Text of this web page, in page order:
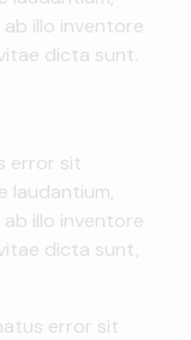
illo inventore
dicta sunt.
error sit
laudantium,
illo inventore
dicta sunt,
error sit